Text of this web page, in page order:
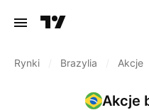
Rynki Brazylia Akcje
Akcje